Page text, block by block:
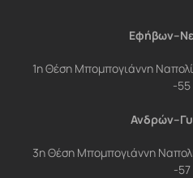
1η Θέση Μπομπογιάννη
-55
3η Θέση Μπομπογιάννη
-57